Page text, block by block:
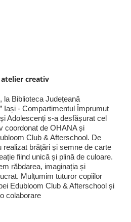
creativ
la Biblioteca Județeană
Iași - Compartimentul Împrumut
Adolescenți s-a desfășurat cel
coordonat de OHANA și
Club & Afterschool. De
realizat brățări și semne de carte
fiind unică și plină de culoare.
răbdarea, imaginația și
Mulțumim tuturor copiilor
Edubloom Club & Afterschool și
colaborare